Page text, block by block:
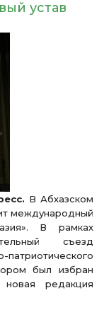
устав
В Абхазском
международный
В рамках
съезд
был избран
редакция